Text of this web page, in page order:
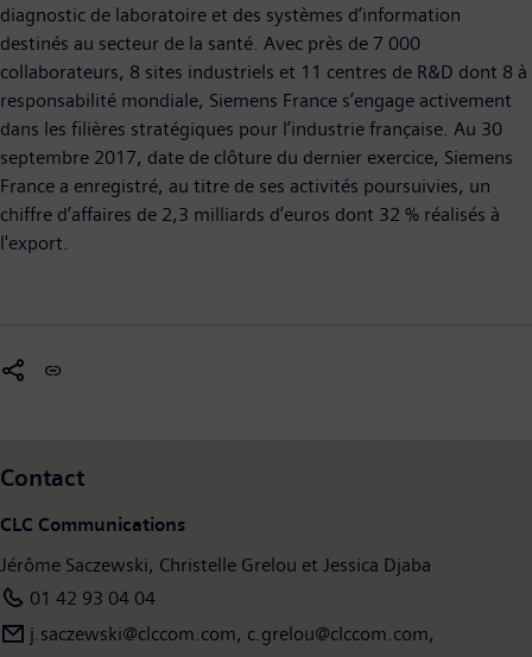
diagnostic de laboratoire et des systèmes d’information
destinés au secteur de la santé. Avec près de 7 000
collaborateurs, 8 sites industriels et 11 centres de R&D dont 8 à
responsabilité mondiale, Siemens France s’engage activement
dans les filières stratégiques pour l’industrie française. Au 30
septembre 2017, date de clôture du dernier exercice, Siemens
France a enregistré, au titre de ses activités poursuivies, un
chiffre d’affaires de 2,3 milliards d’euros dont 32 % réalisés à
l'export.
Contact
CLC Communications
Jérôme Saczewski, Christelle Grelou et Jessica Djaba
01 42 93 04 04
j.saczewski@clccom.com, c.grelou@clccom.com,